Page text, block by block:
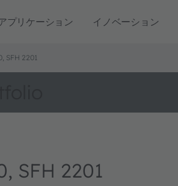
プリケーション イノベーション
SFH 2201
SFH 2201